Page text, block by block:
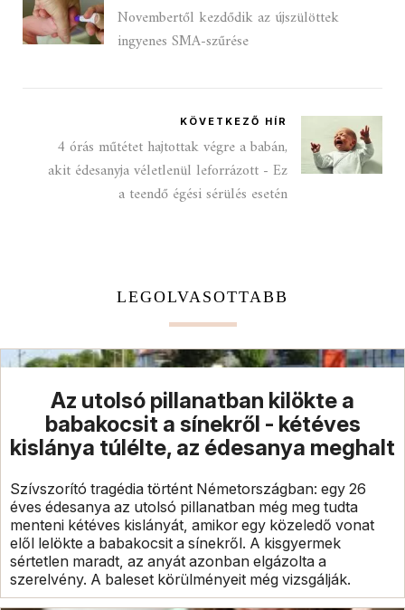
Novembertől kezdődik az újszülöttek
ingyenes SMA-szűrése
KÖVETKEZŐ HÍR
4 órás műtétet hajtottak végre a babán,
akit édesanyja véletlenül leforrázott - Ez
a teendő égési sérülés esetén
LEGOLVASOTTABB
Az utolsó pillanatban kilökte a
babakocsit a sínekről - kétéves
kislánya túlélte, az édesanya meghalt
Szívszorító tragédia történt Németországban: egy 26
éves édesanya az utolsó pillanatban még meg tudta
menteni kétéves kislányát, amikor egy közeledő vonat
elől lelökte a babakocsit a sínekről. A kisgyermek
sértetlen maradt, az anyát azonban elgázolta a
szerelvény. A baleset körülményeit még vizsgálják.